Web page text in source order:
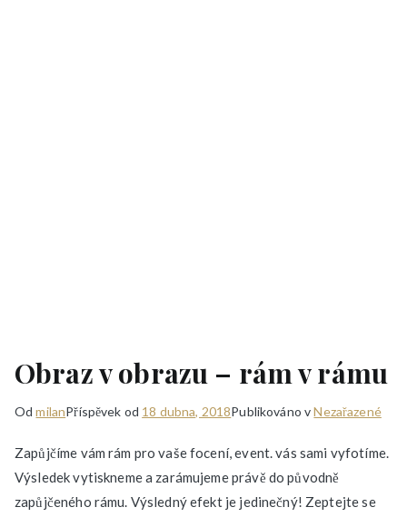
Obraz v obrazu – rám v rámu
OdmilanPříspěvek od 18 dubna, 2018Publikováno vNezařazené
Zapůjčíme vám rám pro vaše focení, event. vás sami vyfotíme.
Výsledek vytiskneme a zarámujeme právě do původně
zapůjčeného rámu. Výsledný efekt je jedinečný! Zeptejte se